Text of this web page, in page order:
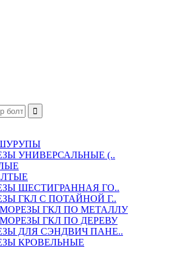
УНИВЕРСАЛЬНЫЕ (..
ШЕСТИГРАННАЯ ГО..
ГКЛ С ПОТАЙНОЙ Г..
ГКЛ ПО МЕТАЛЛУ
ГКЛ ПО ДЕРЕВУ
ДЛЯ СЭНДВИЧ ПАНЕ..
КРОВЕЛЬНЫЕ